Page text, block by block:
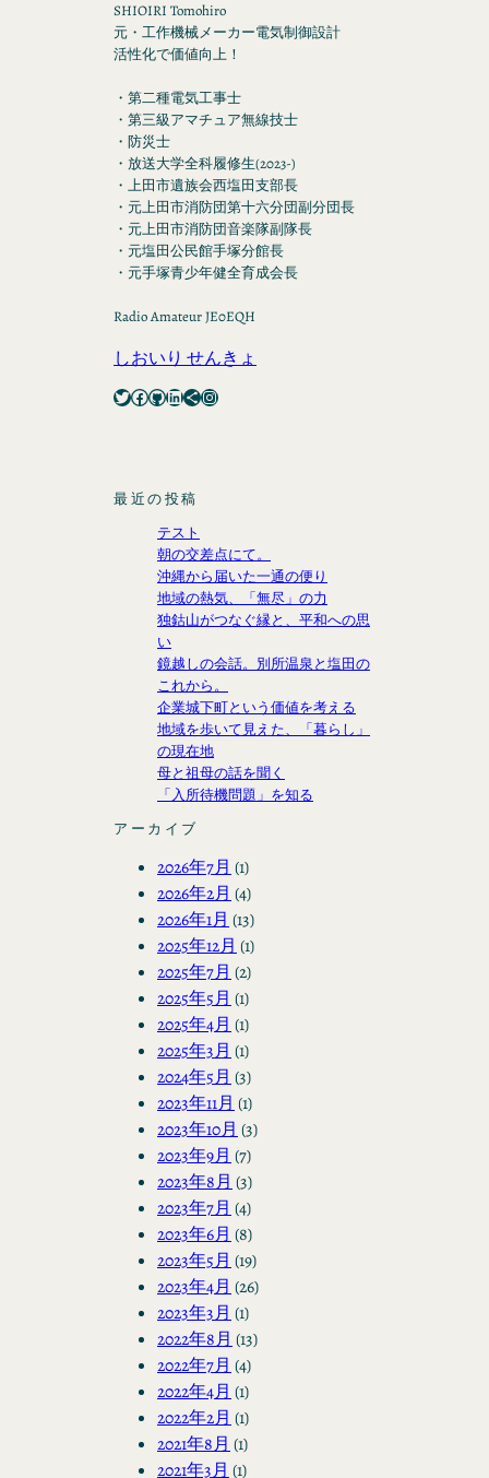
SHIOIRI Tomohiro
元・工作機械メーカー電気制御設計
活性化で価値向上！
・第二種電気工事士
・第三級アマチュア無線技士
・防災士
・放送大学全科履修生(2023-)
・上田市遺族会西塩田支部長
・元上田市消防団第十六分団副分団長
・元上田市消防団音楽隊副隊長
・元塩田公民館手塚分館長
・元手塚青少年健全育成会長
Radio Amateur JE0EQH
しおいり せんきょ
Twitter Facebook GitHub LinkedIn Share Icon Instagram
最近の投稿
テスト
朝の交差点にて。
沖縄から届いた一通の便り
地域の熱気、「無尽」の力
独鈷山がつなぐ縁と、平和への思
い
鏡越しの会話。別所温泉と塩田の
これから。
企業城下町という価値を考える
地域を歩いて見えた、「暮らし」
の現在地
母と祖母の話を聞く
「入所待機問題」を知る
アーカイブ
2026年7月 (1)
2026年2月 (4)
2026年1月 (13)
2025年12月 (1)
2025年7月 (2)
2025年5月 (1)
2025年4月 (1)
2025年3月 (1)
2024年5月 (3)
2023年11月 (1)
2023年10月 (3)
2023年9月 (7)
2023年8月 (3)
2023年7月 (4)
2023年6月 (8)
2023年5月 (19)
2023年4月 (26)
2023年3月 (1)
2022年8月 (13)
2022年7月 (4)
2022年4月 (1)
2022年2月 (1)
2021年8月 (1)
2021年3月 (1)